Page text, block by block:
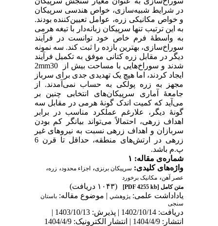
در شرایط شبیه‌سازی، خواص هندسی سرپیکان
و خواص مکانیکی زره، عوامل تعیین‌کننده‌ بودند.
به‌ این ترتیب تنها سرپیکان زبانه‌دار با تیغه هرمی
به واسطۀ فرم خاص خود توانست در فرآیند
سوراخ‌سازی، بهترین بازده را ثبت کند. سه نمونه
دیگر در مقابل زره کتانی موفق به تکمیل فرآیند
شدند و سوراخ‌هایی با مساحت بیش از 2mm30
ایجاد کردند، اما هیچ یک تهدیدی جدی برای سرباز
مجهز به زره پولکی به حساب نمی‌آمدند. از
جامعۀ آماری سرپیکان‌های انتخابی چنین بر
می‌آید که کمیت اندک گونۀ هرمی در مقابل سه
گونۀ دیگر، علارغم عملکرد مناسب در برابر
اهداف زرهی، احتمالاً می‌تواند بیانگر کم بودن
سربازان و اهداف زرهی نسبت به نیروهای غیر
زرهی در ارتش‌های منطقه، حداقل تا قرن 6
پ.م باشد.
شماره‌ی مقاله: ۱
واژه‌های کلیدی: سرپیکان برنزی، اجزاء محدود ، زره،
عصر آهن، مکانیک برخورد
متن کامل [PDF 4255 kb]
(۱۰۴۳ دریافت)
یاداداشت علمی: پژوهشي| موضوع مقاله: باستان
سنجی
دریافت: 1402/10/14 | پذیرش: 1403/10/13 |
انتشار: 1404/4/9 | انتشار الکترونیک: 1404/4/9